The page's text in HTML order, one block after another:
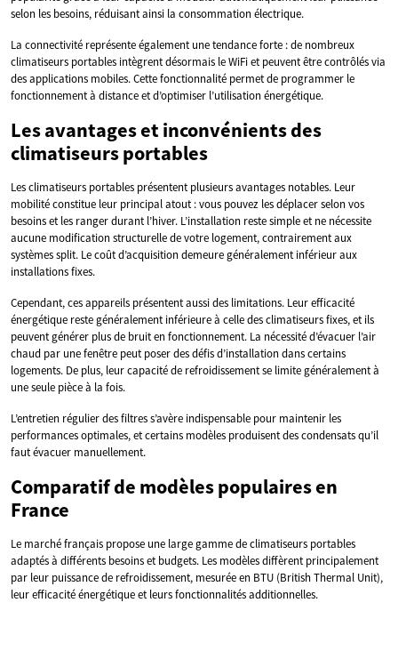
selon les besoins, réduisant ainsi la consommation électrique.
La connectivité représente également une tendance forte : de nombreux
climatiseurs portables intègrent désormais le WiFi et peuvent être contrôlés via
des applications mobiles. Cette fonctionnalité permet de programmer le
fonctionnement à distance et d’optimiser l’utilisation énergétique.
Les avantages et inconvénients des
climatiseurs portables
Les climatiseurs portables présentent plusieurs avantages notables. Leur
mobilité constitue leur principal atout : vous pouvez les déplacer selon vos
besoins et les ranger durant l’hiver. L’installation reste simple et ne nécessite
aucune modification structurelle de votre logement, contrairement aux
systèmes split. Le coût d’acquisition demeure généralement inférieur aux
installations fixes.
Cependant, ces appareils présentent aussi des limitations. Leur efficacité
énergétique reste généralement inférieure à celle des climatiseurs fixes, et ils
peuvent générer plus de bruit en fonctionnement. La nécessité d’évacuer l’air
chaud par une fenêtre peut poser des défis d’installation dans certains
logements. De plus, leur capacité de refroidissement se limite généralement à
une seule pièce à la fois.
L’entretien régulier des filtres s’avère indispensable pour maintenir les
performances optimales, et certains modèles produisent des condensats qu’il
faut évacuer manuellement.
Comparatif de modèles populaires en
France
Le marché français propose une large gamme de climatiseurs portables
adaptés à différents besoins et budgets. Les modèles diffèrent principalement
par leur puissance de refroidissement, mesurée en BTU (British Thermal Unit),
leur efficacité énergétique et leurs fonctionnalités additionnelles.